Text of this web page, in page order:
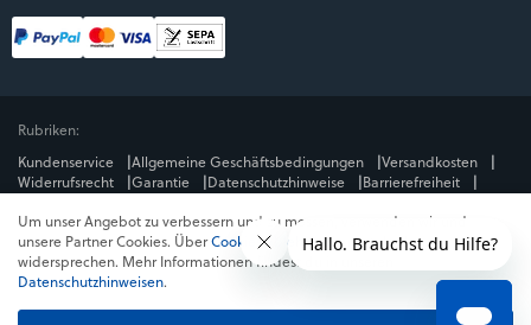
Rubriken:
Kundenservice
Allgemeine Geschäftsbedingungen
Versandkosten
Widerrufsrecht
Garantie Datenschutzhinweise
Barrierefreiheit
Mediengruppe:
GameStar
GamePro MeinMMO Get Hero
Jeuxvideo.com
© Webedia - alle Rechte vorbehalten
* Alle Preise enthalten die jeweilige Mehrwertsteuer. Gegebenenfalls fallen
Um unser Angebot zu verbessern und zu messen, verwenden wir und
unsere Partner Cookies. ÜberCookies ablehnenkannst du dem
widersprechen. Mehr Informationen findest du in unseren
Datenschutzhinweisen.